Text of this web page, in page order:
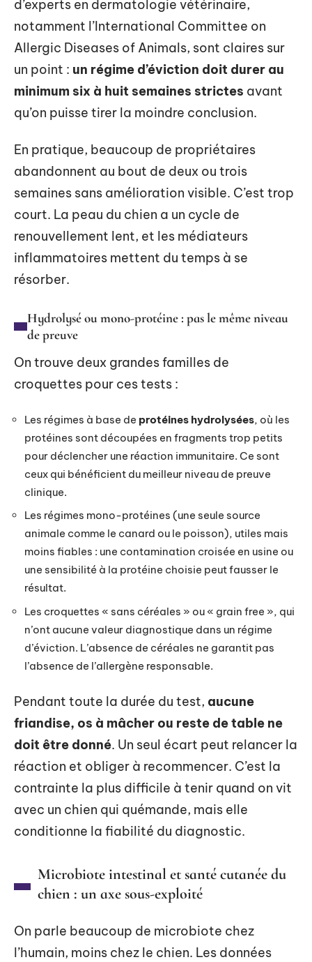
d’experts en dermatologie vétérinaire,
notamment l’International Committee on
Allergic Diseases of Animals, sont claires sur
un point : un régime d’éviction doit durer au
minimum six à huit semaines strictes avant
qu’on puisse tirer la moindre conclusion.
En pratique, beaucoup de propriétaires
abandonnent au bout de deux ou trois
semaines sans amélioration visible. C’est trop
court. La peau du chien a un cycle de
renouvellement lent, et les médiateurs
inflammatoires mettent du temps à se
résorber.
Hydrolysé ou mono-protéine : pas le même niveau
de preuve
On trouve deux grandes familles de
croquettes pour ces tests :
Les régimes à base de protéines hydrolysées, où les
protéines sont découpées en fragments trop petits
pour déclencher une réaction immunitaire. Ce sont
ceux qui bénéficient du meilleur niveau de preuve
clinique.
Les régimes mono-protéines (une seule source
animale comme le canard ou le poisson), utiles mais
moins fiables : une contamination croisée en usine ou
une sensibilité à la protéine choisie peut fausser le
résultat.
Les croquettes « sans céréales » ou « grain free », qui
n’ont aucune valeur diagnostique dans un régime
d’éviction. L’absence de céréales ne garantit pas
l’absence de l’allergène responsable.
Pendant toute la durée du test, aucune
friandise, os à mâcher ou reste de table ne
doit être donné. Un seul écart peut relancer la
réaction et obliger à recommencer. C’est la
contrainte la plus difficile à tenir quand on vit
avec un chien qui quémande, mais elle
conditionne la fiabilité du diagnostic.
Microbiote intestinal et santé cutanée du
chien : un axe sous-exploité
On parle beaucoup de microbiote chez
l’humain, moins chez le chien. Les données